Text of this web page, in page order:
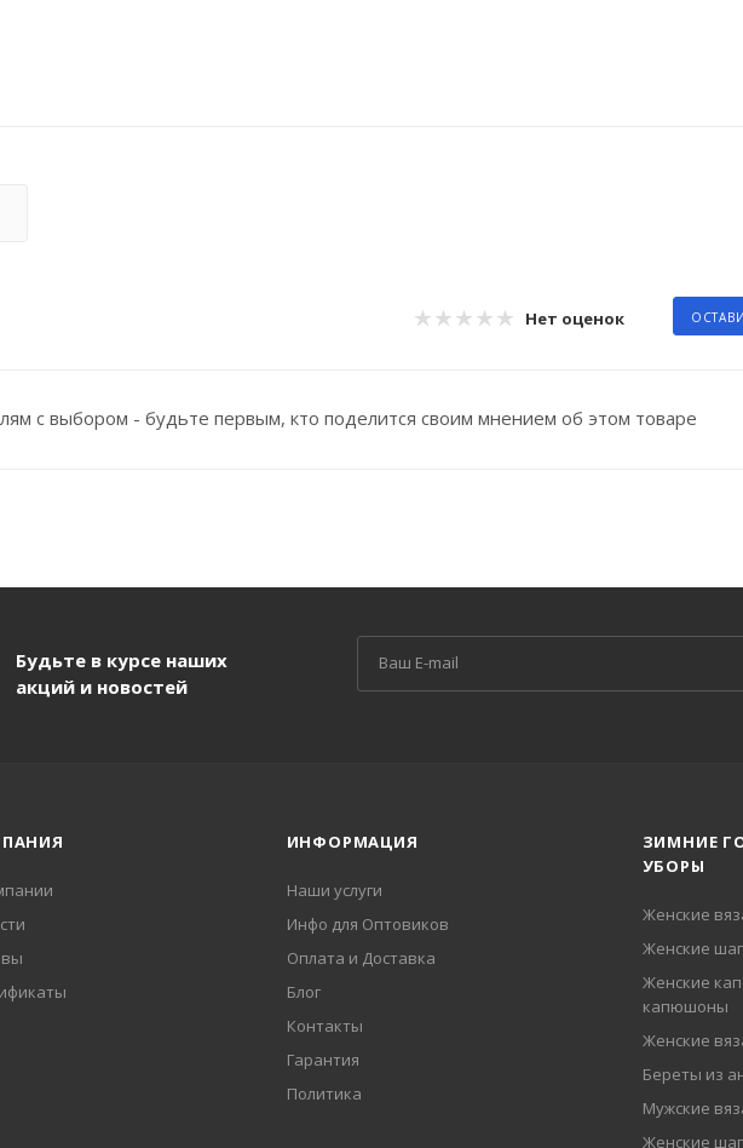
Нет оценок
с выбором - будьте первым, кто поделится своим мнением об этом товаре
Будьте в курсе наших
акций и новостей
ИНФОРМАЦИЯ
Наши услуги
Инфо для Оптовиков
Оплата и Доставка
Блог
Контакты
Гарантия
Политика
ЗИМНИЕ
УБОРЫ
Женские
Женские
Женские
капюшоны
Женские
Береты из
Мужские
Женские